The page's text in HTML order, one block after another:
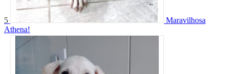
5
Maravilhosa
Athena!